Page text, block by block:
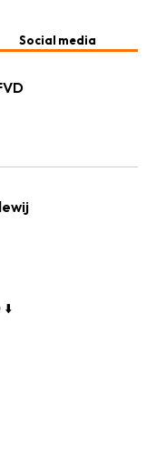
Social media
⬇️